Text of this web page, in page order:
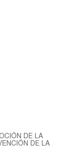
DE LA
DE LA